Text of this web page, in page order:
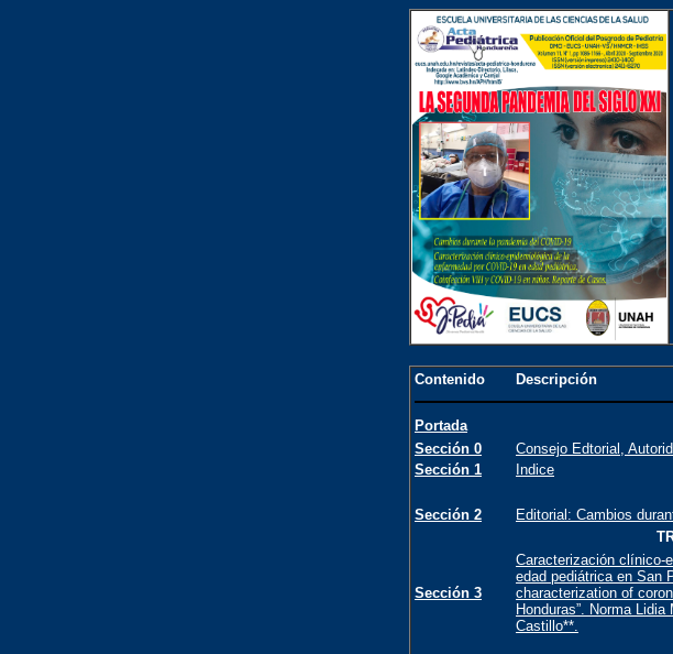
Contenido Descripción
Portada
Sección 0
Consejo Edtorial,
Sección 1
Indice
Sección 2
Editorial: Cambios
Sección 3
Caracterización clínico-
edad pediátrica en San
characterization of
Honduras”. Norma
Castillo**.